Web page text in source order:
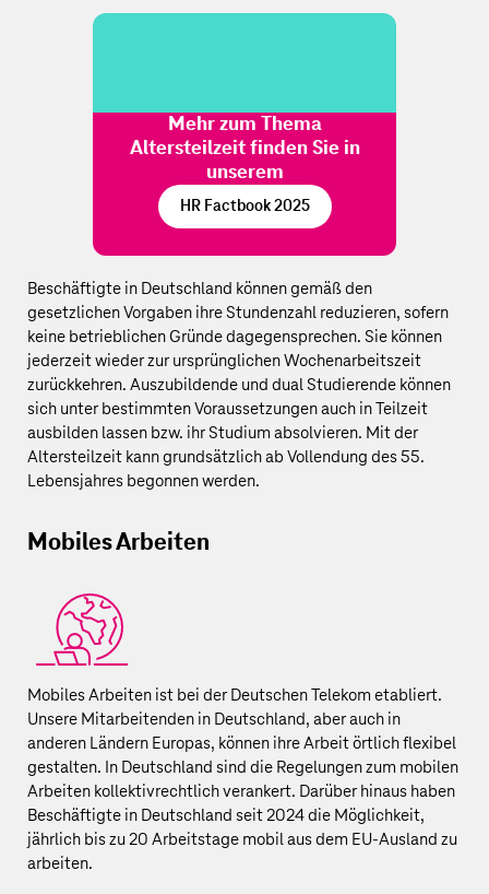
Mehr zum Thema
Altersteilzeit finden Sie in
unserem
HR Factbook 2025
Beschäftigte in Deutschland können gemäß den
gesetzlichen Vorgaben ihre Stundenzahl reduzieren, sofern
keine betrieblichen Gründe dagegensprechen. Sie können
jederzeit wieder zur ursprünglichen Wochenarbeitszeit
zurückkehren. Auszubildende und dual Studierende können
sich unter bestimmten Voraussetzungen auch in Teilzeit
ausbilden lassen bzw. ihr Studium absolvieren. Mit der
Altersteilzeit kann grundsätzlich ab Vollendung des 55.
Lebensjahres begonnen werden.
Mobiles Arbeiten
Mobiles Arbeiten ist bei der Deutschen Telekom etabliert.
Unsere Mitarbeitenden in Deutschland, aber auch in
anderen Ländern Europas, können ihre Arbeit örtlich flexibel
gestalten. In Deutschland sind die Regelungen zum mobilen
Arbeiten kollektivrechtlich verankert. Darüber hinaus haben
Beschäftigte in Deutschland seit 2024 die Möglichkeit,
jährlich bis zu 20 Arbeitstage mobil aus dem EU-Ausland zu
arbeiten.